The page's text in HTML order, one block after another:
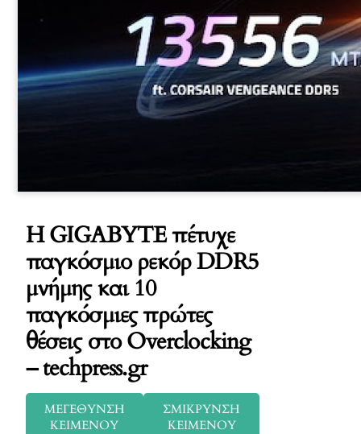
Η GIGABYTE πέτυχε
παγκόσμιο ρεκόρ DDR5
μνήμης και 10
παγκόσμιες πρώτες
θέσεις στο Overclocking
– techpress.gr
ΜΕΓΕΘΥΝΣΗ
ΚΕΙΜΕΝΟΥ
ΣΜΙΚΡΥΝΣΗ
ΚΕΙΜΕΝΟΥ